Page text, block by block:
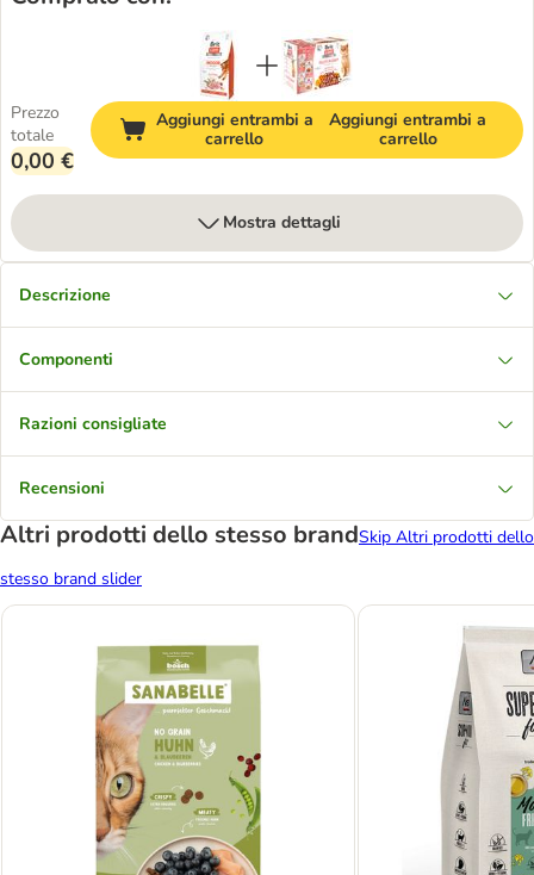
Prezzo
totale
0,00 €
Aggiungi entrambi a
carrello
Aggiungi entrambi a
carrello
Mostra dettagli
Descrizione
Componenti
Razioni consigliate
Recensioni
Altri prodotti dello stesso brandSkip Altri prodotti dello
stesso brand slider